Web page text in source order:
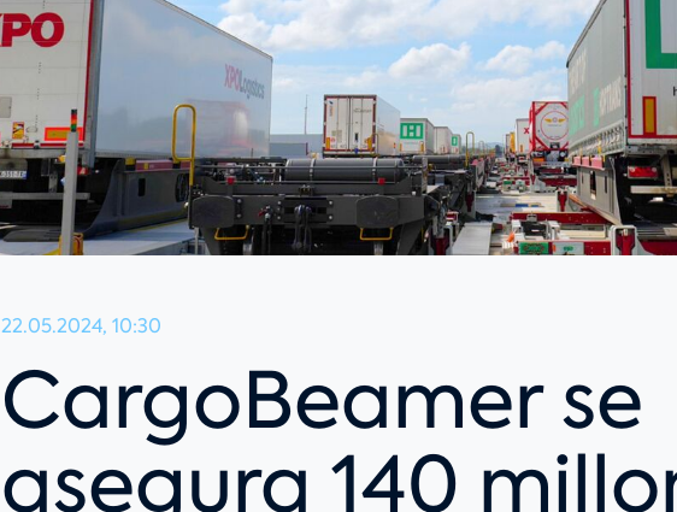
22.05.2024, 10:30
CargoBeamer se
asegura 140